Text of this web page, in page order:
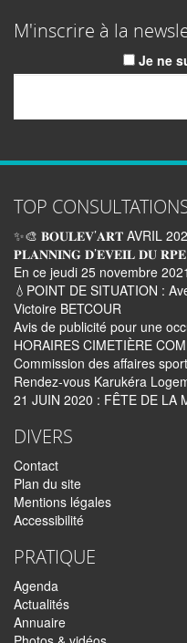
M'inscrire à la
Je ne
TOP
✨🎨 𝐁𝐎𝐔𝐋𝐄𝐕’𝐀𝐑𝐓 AVRIL
𝐏𝐋𝐀𝐍𝐍𝐈𝐍𝐆 𝐃’𝐄𝐕𝐄𝐈𝐋 𝐃𝐔
En ce jeudi 25 novembre
💧POINT DE SITUATION :
Victoire BETCOUR
Avis de publicité pour une
HORAIRES CIMETIÈRE
Commission des affaires
Rendez-vous Karukéra
21 JUIN 2020 : FÊTE DE LA
DIVERS
Contact
Plan du site
Mentions légales
Accessibilité
PRATIQUE
Agenda
Actualités
Annuaire